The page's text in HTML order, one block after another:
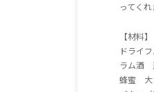
ってく
【材料】
ドライ
ラム酒
蜂蜜 大